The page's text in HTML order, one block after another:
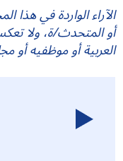
الآراء الواردة في
أو المتحدث/ة، ولا
العربية أو موظفيه أو